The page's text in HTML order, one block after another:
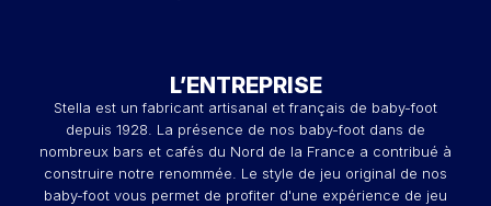
L’ENTREPRISE
Stella est un fabricant artisanal et français de baby-foot
depuis 1928. La présence de nos baby-foot dans de
nombreux bars et cafés du Nord de la France a contribué à
construire notre renommée. Le style de jeu original de nos
baby-foot vous permet de profiter d'une expérience de jeu